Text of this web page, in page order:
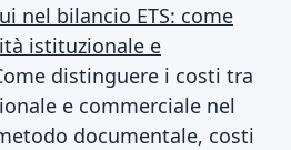
nel bilancio ETS: come
istituzionale e
distinguere i costi tra
e commerciale nel
documentale, costi